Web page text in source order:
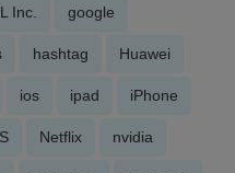
Inc. google
hashtag Huawei
ios ipad iPhone
Netflix nvidia